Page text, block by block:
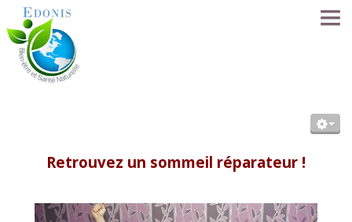
Retrouvez un sommeil réparateur !